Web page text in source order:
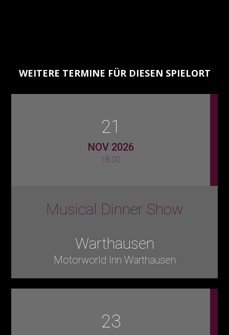
WEITERE TERMINE FÜR DIESEN SPIELORT
21
NOV 2026
18:00
Musical Dinner Show
Warthausen
Motorworld Inn Warthausen
23